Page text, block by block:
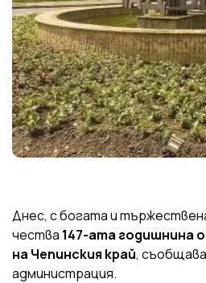
Днес, с богата и
чества 147-ата годишнина
на Чепинския край,
администрация.